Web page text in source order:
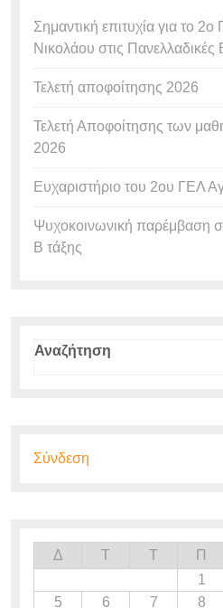
Σημαντική επιτυχία για το 2ο
Νικολάου στις Πανελλαδικές
Τελετή αποφοίτησης 2026
Τελετή Αποφοίτησης των
2026
Ευχαριστήριο του 2ου ΓΕΛ
Ψυχοκοινωνική παρέμβαση
Β τάξης
Αναζήτηση
Σύνδεση
Δ Τ Τ Π
1
5
6 7 8